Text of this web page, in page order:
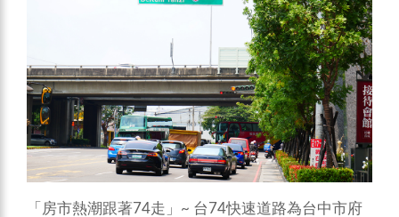
「房市熱潮跟著74走」~ 台74快速道路為台中市府